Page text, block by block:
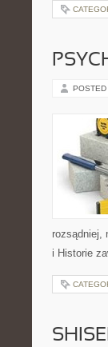
POSTED
rozsądniej,
i Historie